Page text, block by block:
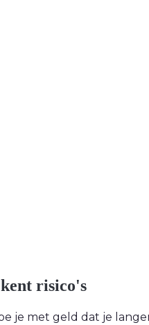
risico's
je met geld dat je